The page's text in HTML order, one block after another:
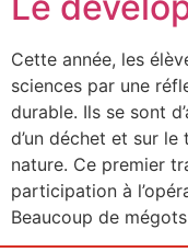
Cette année, les
sciences par une
durable. Ils se sont
d’un déchet et sur
nature. Ce premier
participation à
Beaucoup de